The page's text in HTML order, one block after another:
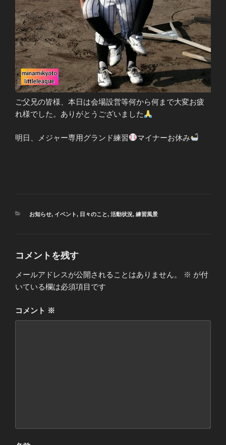
ご父兄の皆様、本日は会場設営等何から何まで大変お疲
れ様でした。ありがとうございました
明日、メジャー専用グランド練習 マイナーお休み
カ
お知らせ, イベント, 日々のこと, 活動状況, 練習風景
コメントを残す
メールアドレスが公開されることはありません。 ※ が付
いている欄は必須項目です
コメント ※